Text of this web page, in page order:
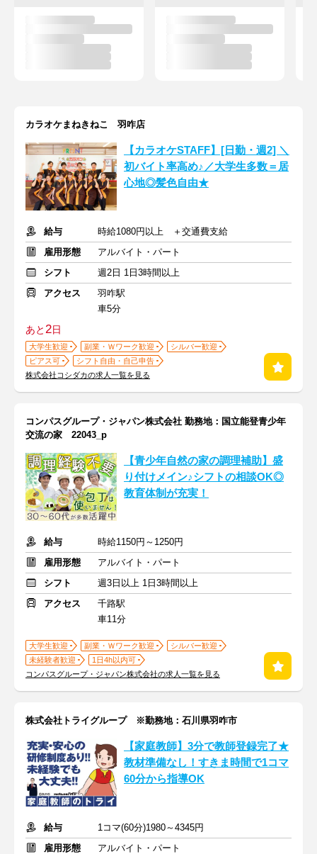
カラオケまねきねこ 羽咋店
【カラオケSTAFF】[日勤・週2] ＼
初バイト率高め♪／大学生多数＝居
心地◎髪色自由★
給与
時給1080円以上 ＋交通費支給
雇用形態
アルバイト・パート
シフト
週2日 1日3時間以上
アクセス
羽咋駅
車5分
あと2日
大学生歓迎 副業・Ｗワーク歓迎
シルバー歓迎
ピアス可
シフト自由・自己申告
株式会社コシダカの求人一覧を見る
コンパスグループ・ジャパン株式会社 勤務地：国立能登青少年
交流の家 22043_p
【青少年自然の家の調理補助】盛
り付けメイン♪シフトの相談OK◎
教育体制が充実！
給与
時給1150円～1250円
雇用形態
アルバイト・パート
シフト
週3日以上 1日3時間以上
アクセス
千路駅
車11分
大学生歓迎 副業・Ｗワーク歓迎
シルバー歓迎
未経験者歓迎
1日4h以内可
コンパスグループ・ジャパン株式会社の求人一覧を見る
株式会社トライグループ ※勤務地：石川県羽咋市
【家庭教師】3分で教師登録完了★
教材準備なし！すきま時間で1コマ
60分から指導OK
給与
1コマ(60分)1980～4345円
雇用形態
アルバイト・パート